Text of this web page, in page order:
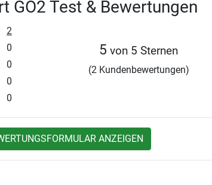
GO2 Test & Bewertungen
2
0
0
0
0
5 von 5 Sternen
(2 Kundenbewertungen)
ANZEIGEN